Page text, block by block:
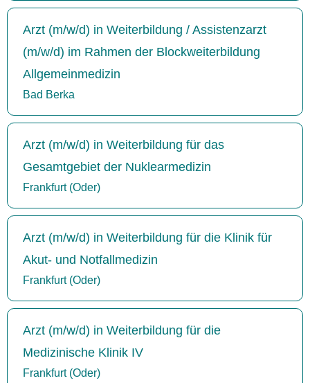
Arzt (m/w/d) in Weiterbildung / Assistenzarzt
(m/w/d) im Rahmen der Blockweiterbildung
Allgemeinmedizin
Bad Berka
Arzt (m/w/d) in Weiterbildung für das
Gesamtgebiet der Nuklearmedizin
Frankfurt (Oder)
Arzt (m/w/d) in Weiterbildung für die Klinik für
Akut- und Notfallmedizin
Frankfurt (Oder)
Arzt (m/w/d) in Weiterbildung für die
Medizinische Klinik IV
Frankfurt (Oder)